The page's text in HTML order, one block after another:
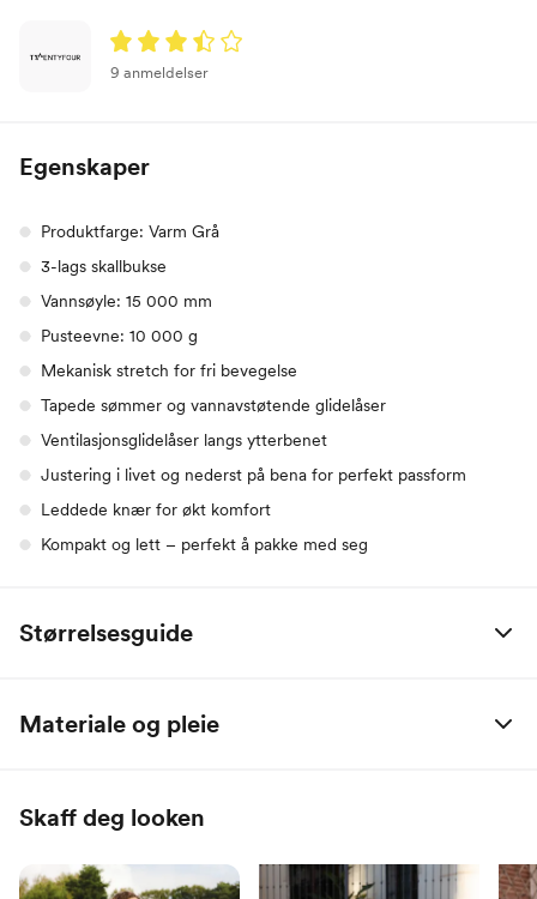
9 anmeldelser
Egenskaper
Produktfarge: Varm Grå
3-lags skallbukse
Vannsøyle: 15 000 mm
Pusteevne: 10 000 g
Mekanisk stretch for fri bevegelse
Tapede sømmer og vannavstøtende glidelåser
Ventilasjonsglidelåser langs ytterbenet
Justering i livet og nederst på bena for perfekt passform
Leddede knær for økt komfort
Kompakt og lett – perfekt å pakke med seg
Størrelsesguide
34 77-85 62-70
38 88-95 75-83
93-100 81-89 100-108 79-82 172-180
Materiale og pleie
Skaff deg looken